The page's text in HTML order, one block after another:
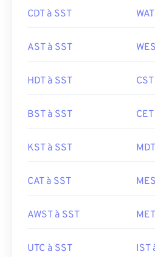
CDT à SST
AST à SST
HDT à SST
BST à SST
KST à SST
CAT à SST
AWST à SST
UTC à SST IST